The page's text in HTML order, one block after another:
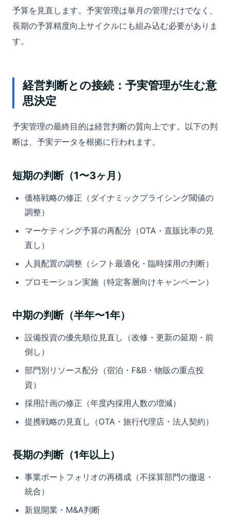
予算を見直します。予実管理は単月の管理だけでなく、
長期の予算精度向上サイクルにも組み込む必要がありま
す。
経営判断との接続：予実管理が生む意
思決定
予実管理の最終目的は経営判断の質向上です。以下の判
断は、予実データを根拠に行われます。
短期の判断（1〜3ヶ月）
価格戦略の修正（ダイナミックプライシング閾値の
調整）
マーケティング予算の再配分（OTA・直販比率の見
直し）
人員配置の調整（シフト最適化・臨時採用の判断）
プロモーション実施（特定客層向けキャンペーン）
中期の判断（半年〜1年）
設備投資の優先順位見直し（改修・更新の延期・前
倒し）
部門別リソース配分（宿泊・F&B・物販の重点投
資）
採用計画の修正（年度内採用人数の増減）
提携戦略の見直し（OTA・旅行代理店・法人契約）
長期の判断（1年以上）
事業ポートフォリオの再構成（不採算部門の撤退・
統合）
新規開業・M&A判断